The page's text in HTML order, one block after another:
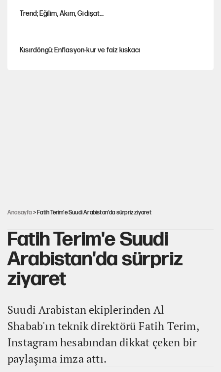
Trend; Eğilim, Akım, Gidişat…
Kısırdöngü: Enflasyon-kur ve faiz kıskacı
Anasayfa > Fatih Terim'e Suudi Arabistan'da sürpriz ziyaret
Fatih Terim'e Suudi
Arabistan'da sürpriz
ziyaret
Suudi Arabistan ekiplerinden Al
Shabab'ın teknik direktörü Fatih Terim,
Instagram hesabından dikkat çeken bir
paylaşıma imza attı.